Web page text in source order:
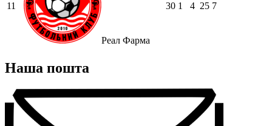
11
Реал Фарма
30 1 4 25 7
Наша пошта